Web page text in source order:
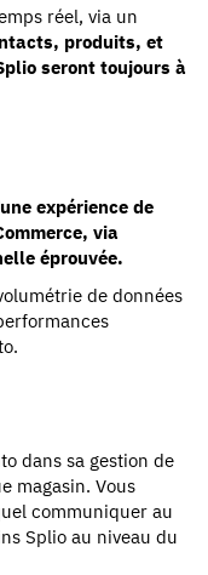
réel, via un
produits, et
seront toujours à
expérience de
via
éprouvée.
de données
dans sa gestion de
magasin. Vous
communiquer au
Splio au niveau du